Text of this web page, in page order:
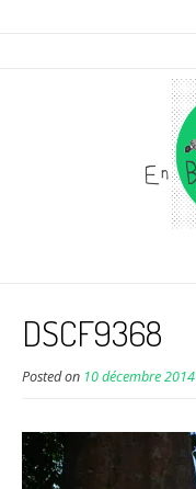
DSCF9368
Posted on 10 décembre 2014